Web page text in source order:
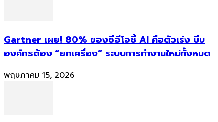
Gartner เผย! 80% ของซีอีโอชี้ AI คือตัวเร่ง บีบ
องค์กรต้อง “ยกเครื่อง” ระบบการทำงานใหม่ทั้งหมด
พฤษภาคม 15, 2026